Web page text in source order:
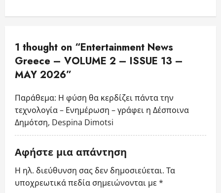
a
v
i
g
a
t
i
o
n
1 thought on “Entertainment News
Greece – VOLUME 2 – ISSUE 13 –
MAY 2026”
Παράθεμα: Η φύση θα κερδίζει πάντα την
τεχνολογία – Ενημέρωση – γράφει η Δέσποινα
Δημότση, Despina Dimotsi
Αφήστε μια απάντηση
Η ηλ. διεύθυνση σας δεν δημοσιεύεται. Τα
υποχρεωτικά πεδία σημειώνονται με*